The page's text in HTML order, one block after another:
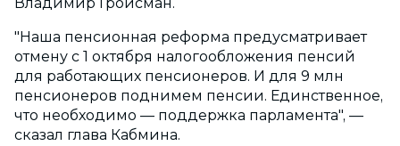
Владимир Гройсман.
"Наша пенсионная реформа предусматривает
отмену с 1 октября налогообложения пенсий
для работающих пенсионеров. И для 9 млн
пенсионеров поднимем пенсии. Единственное,
что необходимо — поддержка парламента", —
сказал глава Кабмина.